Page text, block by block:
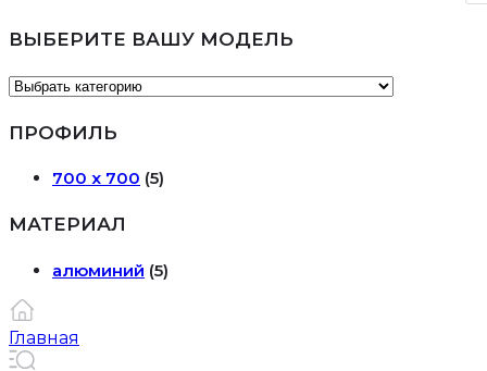
ВЫБЕРИТЕ ВАШУ МОДЕЛЬ
ПРОФИЛЬ
700 х 700 (5)
МАТЕРИАЛ
алюминий (5)
Главная